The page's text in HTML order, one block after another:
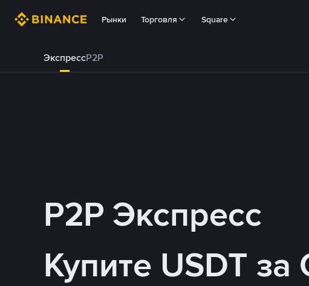
Рынки Торговля Square
ЭкспрессP2P
P2P Экспресс
Купите USDT за